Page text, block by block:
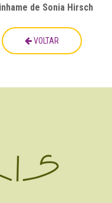
de Sonia Hirsch
VOLTAR